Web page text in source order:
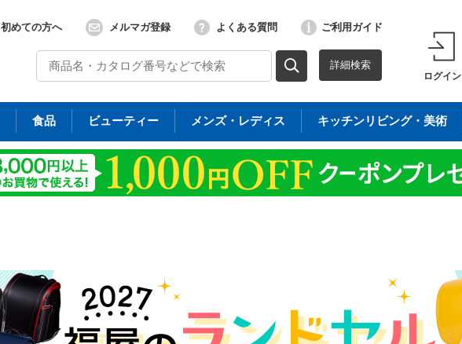
詳細検索
初めての方へ メルマガ登録 よくある質問 ご利用ガイド
ログイン
食品 ビューティー メンズ・レディス キッチンリビング・美術